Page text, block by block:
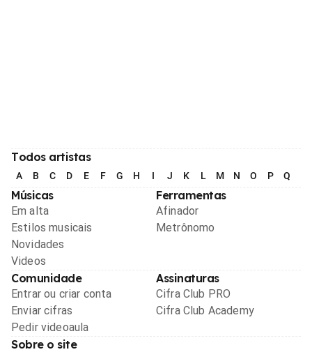
Todos artistas
A B C D E F G H I J K L M N O P Q
Músicas
Em alta
Estilos musicais
Novidades
Videos
Ferramentas
Afinador
Metrônomo
Comunidade
Entrar ou criar conta
Enviar cifras
Pedir videoaula
Assinaturas
Cifra Club PRO
Cifra Club Academy
Sobre o site